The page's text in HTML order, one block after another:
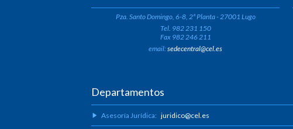
Pza. Santo Domingo, 6-8, 2ª Planta - 27001 Lugo
Tel. 982 231 150
Fax 982 246 211
email:sedecentral@cel.es
Departamentos
Asesoría Jurídica: juridico@cel.es